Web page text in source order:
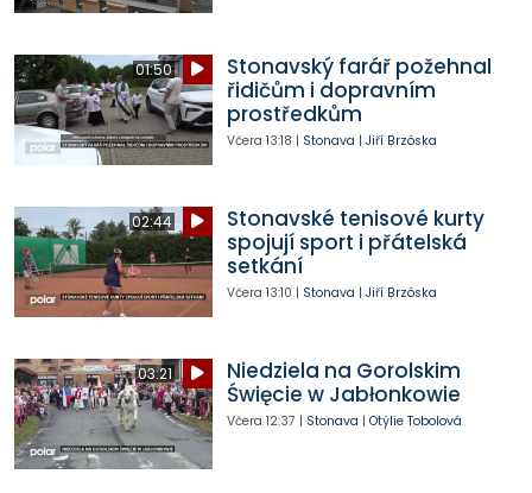
01:50
Stonavský farář požehnal
řidičům i dopravním
prostředkům
Včera 13:18 | Stonava | Jiří Brzóska
02:44
Stonavské tenisové kurty
spojují sport i přátelská
setkání
Včera 13:10 | Stonava | Jiří Brzóska
03:21
Niedziela na Gorolskim
Święcie w Jabłonkowie
Včera 12:37 | Stonava | Otýlie Tobolová